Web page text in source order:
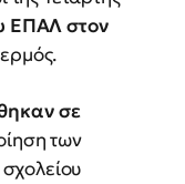
ΕΠΑΛ στον
σε
των